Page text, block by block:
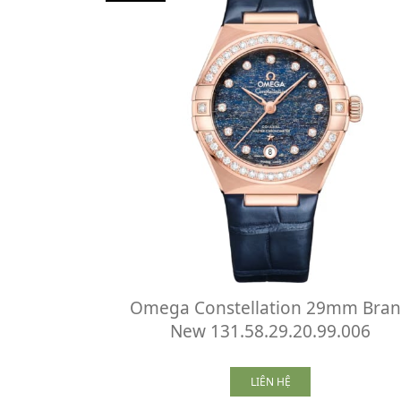
Omega Constellation 29mm
New 131.58.29.20.99.006
LIÊN HỆ